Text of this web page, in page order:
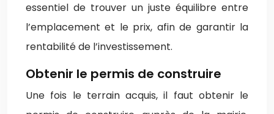
essentiel de trouver un juste équilibre entre
l’emplacement et le prix, afin de garantir la
rentabilité de l’investissement.
Obtenir le permis de construire
Une fois le terrain acquis, il faut obtenir le